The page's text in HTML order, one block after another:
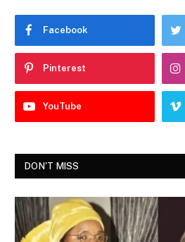
Facebook
Pinterest
YouTube
DON'T MISS